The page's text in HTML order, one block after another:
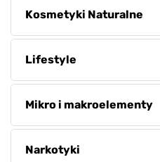
Kosmetyki Naturalne
Lifestyle
Mikro i makroelementy
Narkotyki